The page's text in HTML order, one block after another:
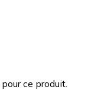
ce produit.